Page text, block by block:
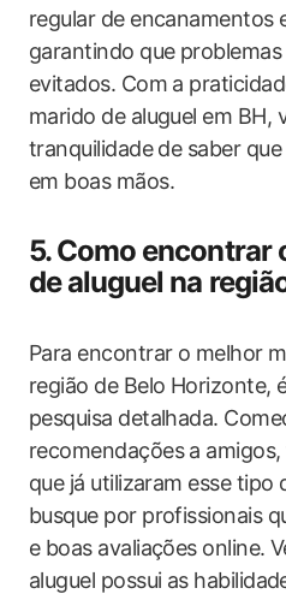
regular de encanamentos
garantindo que problemas
evitados. Com a
marido de aluguel em BH,
tranquilidade de saber
em boas mãos.
5. Como encontrar
de aluguel na
Para encontrar o melhor
região de Belo Horizonte,
pesquisa detalhada.
recomendações a
que já utilizaram esse tipo
busque por profissionais
e boas avaliações online.
aluguel possui as